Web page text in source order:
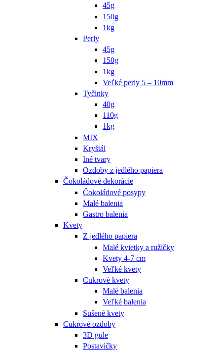
45g
150g
1kg
Perly
45g
150g
1kg
Veľké perly 5 – 10mm
Tyčinky
40g
110g
1kg
MIX
Kryštál
Iné tvary
Ozdoby z jedlého papiera
Čokoládové dekorácie
Čokoládové posypy
Malé balenia
Gastro balenia
Kvety
Z jedlého papiera
Malé kvietky a ružičky
Kvety 4-7 cm
Veľké kvety
Cukrové kvety
Malé balenia
Veľké balenia
Sušené kvety
Cukrové ozdoby
3D gule
Postavičky